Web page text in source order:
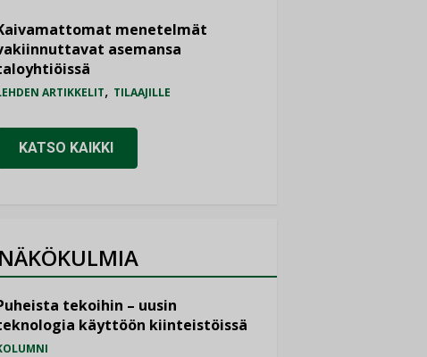
menetelmät
asemansa
ARTIKKELIT, TILAAJILLE
KATSO KAIKKI
NÄKÖKULMIA
tekoihin – uusin
käyttöön kiinteistöissä